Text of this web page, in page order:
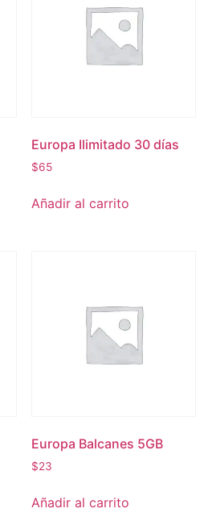
Europa Ilimitado 30 días
$65
Añadir al carrito
Europa Balcanes 5GB
$23
Añadir al carrito